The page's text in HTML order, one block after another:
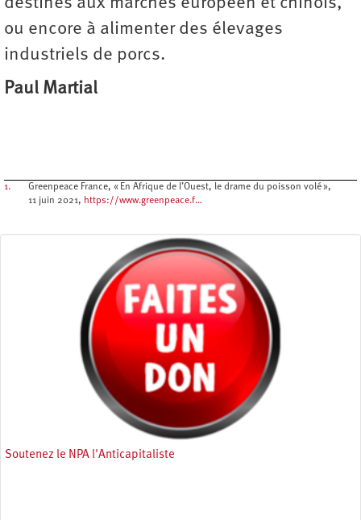
ou encore à alimenter des élevages
industriels de porcs.
Paul Martial
1.
Greenpeace France, « En Afrique de l’Ouest, le drame du poisson volé »,
11 juin 2021, https://www.greenpeace.f…
Soutenez le NPA l'Anticapitaliste